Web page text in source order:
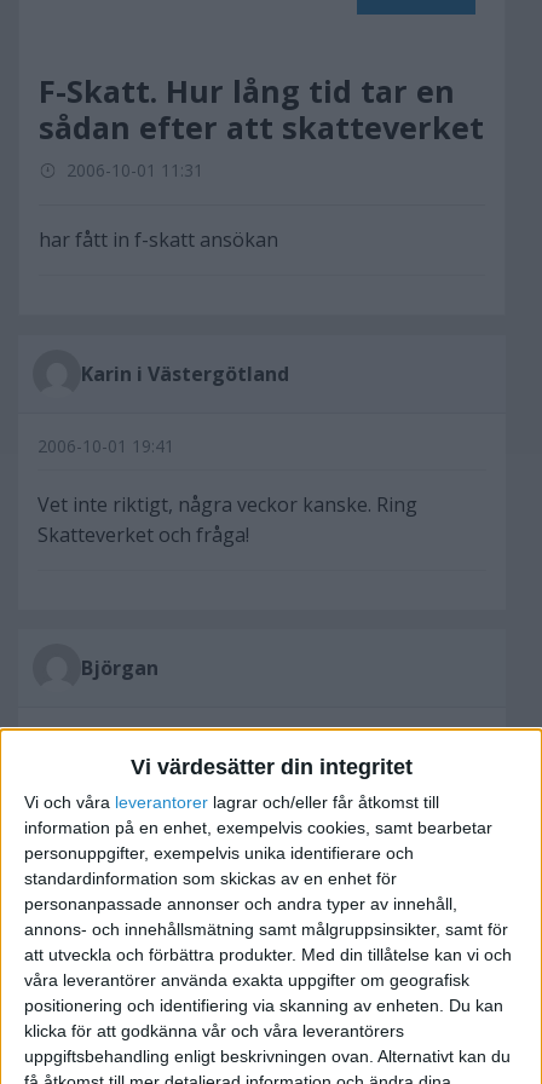
Vi värdesätter din integritet
Vi och våra leverantorer lagrar och/eller får åtkomst till
information på en enhet, exempelvis cookies, samt bearbetar
personuppgifter, exempelvis unika identifierare och
standardinformation som skickas av en enhet för
personanpassade annonser och andra typer av innehåll,
annons- och innehållsmätning samt målgruppsinsikter, samt för
att utveckla och förbättra produkter. Med din tillåtelse kan vi och
våra leverantörer använda exakta uppgifter om geografisk
positionering och identifiering via skanning av enheten. Du kan
klicka för att godkänna vår och våra leverantörers
uppgiftsbehandling enligt beskrivningen ovan. Alternativt kan du
F-Skatt. Hur lång tid tar en
sådan efter att skatteverket
2006-10-01 11:31
har fått in f-skatt ansökan
Karin i Västergötland
2006-10-01 19:41
Vet inte riktigt, några veckor kanske. Ring
Skatteverket och fråga!
Björgan
skickade in min förra veckan via bank id, denna
vecka ska jag få den,sa de när jag ringde
skatteverket.
vh Björgan
RoisinDubh